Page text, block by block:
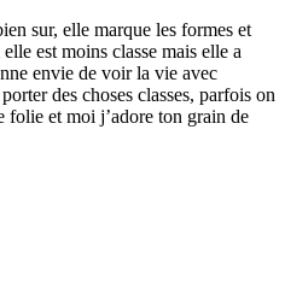
sur, elle marque les formes et
est moins classe mais elle a
envie de voir la vie avec
des choses classes, parfois on
folie et moi j’adore ton grain de